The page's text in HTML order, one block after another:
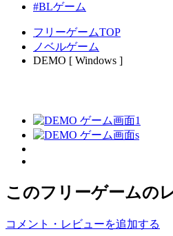
#BLゲーム
フリーゲームTOP
ノベルゲーム
DEMO [ Windows ]
このフリーゲームの
コメント・レビューを追加する